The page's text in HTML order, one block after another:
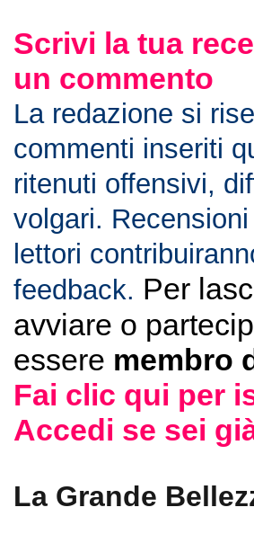
Scrivi la tua
un commento
La redazione si
commenti inseriti
ritenuti offensivi,
volgari.
lettori
feedback. Per
avviare o
essere membro
Fai clic qui per
Accedi se sei
La Grande